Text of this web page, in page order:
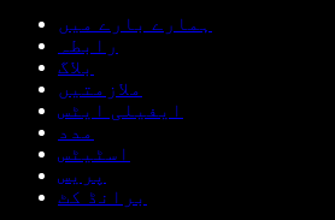
ہمارے بارے میں
رابطہ
بلاگ
ملازمتیں
ایفیلی ایٹس
مدد
اسٹیٹس
پریس
برانڈ کٹ